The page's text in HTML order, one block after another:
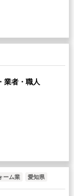
業者・職人
ーム業 愛知県